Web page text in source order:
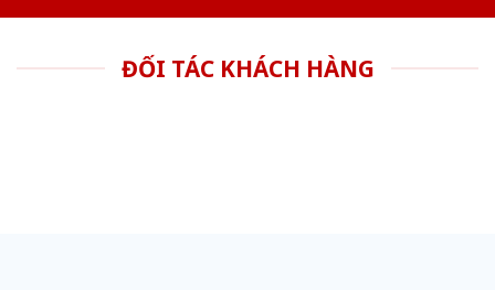
ĐỐI TÁC KHÁCH HÀNG